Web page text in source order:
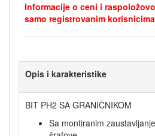
Informacije o ceni i
samo registrovanim
Opis i karakteristike
BIT PH2 SA GRANIČNIKOM
Sa montiranim